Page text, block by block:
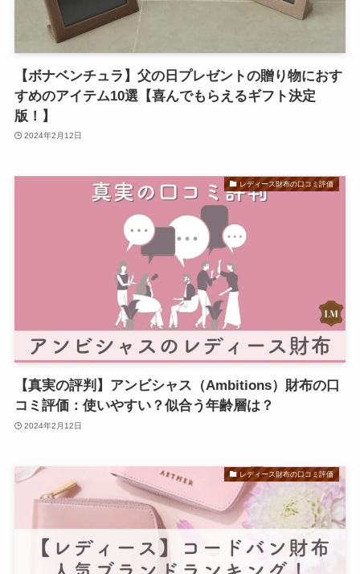
【ボナベンチュラ】父の日プレゼントの贈り物におす
すめのアイテム10選【喜んでもらえるギフト決定
版！】
2024年2月12日
レディース財布の口コミ評価
【真実の評判】アンビシャス（Ambitions）財布の口
コミ評価：使いやすい？似合う年齢層は？
2024年2月12日
レディース財布の口コミ評価